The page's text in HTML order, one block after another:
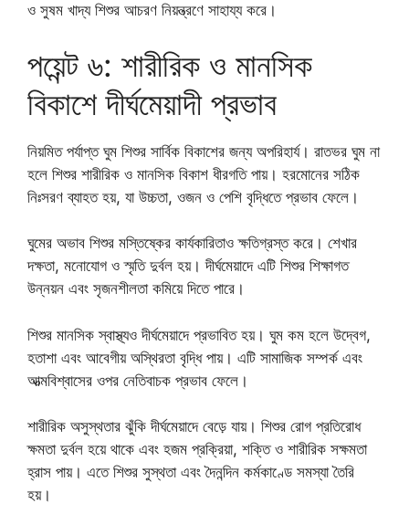
ও সুষম খাদ্য শিশুর আচরণ নিয়ন্ত্রণে সাহায্য করে।
পয়েন্ট ৬: শারীরিক ও মানসিক
বিকাশে দীর্ঘমেয়াদী প্রভাব
নিয়মিত পর্যাপ্ত ঘুম শিশুর সার্বিক বিকাশের জন্য অপরিহার্য। রাতভর ঘুম না
হলে শিশুর শারীরিক ও মানসিক বিকাশ ধীরগতি পায়। হরমোনের সঠিক
নিঃসরণ ব্যাহত হয়, যা উচ্চতা, ওজন ও পেশি বৃদ্ধিতে প্রভাব ফেলে।
ঘুমের অভাব শিশুর মস্তিষ্কের কার্যকারিতাও ক্ষতিগ্রস্ত করে। শেখার
দক্ষতা, মনোযোগ ও স্মৃতি দুর্বল হয়। দীর্ঘমেয়াদে এটি শিশুর শিক্ষাগত
উন্নয়ন এবং সৃজনশীলতা কমিয়ে দিতে পারে।
শিশুর মানসিক স্বাস্থ্যও দীর্ঘমেয়াদে প্রভাবিত হয়। ঘুম কম হলে উদ্বেগ,
হতাশা এবং আবেগীয় অস্থিরতা বৃদ্ধি পায়। এটি সামাজিক সম্পর্ক এবং
আত্মবিশ্বাসের ওপর নেতিবাচক প্রভাব ফেলে।
শারীরিক অসুস্থতার ঝুঁকি দীর্ঘমেয়াদে বেড়ে যায়। শিশুর রোগ প্রতিরোধ
ক্ষমতা দুর্বল হয়ে থাকে এবং হজম প্রক্রিয়া, শক্তি ও শারীরিক সক্ষমতা
হ্রাস পায়। এতে শিশুর সুস্থতা এবং দৈনন্দিন কর্মকাণ্ডে সমস্যা তৈরি
হয়।